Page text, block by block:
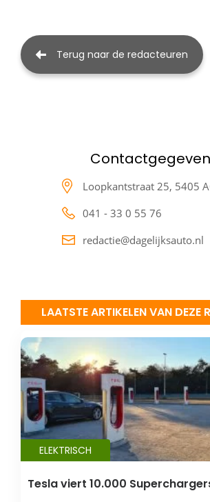
Terug naar de redacteuren
Loopkantstraat 25, 5405
041 - 33 0 55 76
redactie@dagelijksauto.nl
LAATSTE ARTIKELEN VAN DEZE
ELEKTRISCH
Tesla viert 10.000